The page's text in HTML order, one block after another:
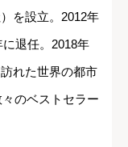
を設立。2012年
に退任。2018年
れた世界の都市
のベストセラー